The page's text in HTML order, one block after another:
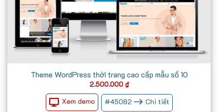
Theme WordPress thời trang cao cấp mẫu số 10
2.500.000 ₫
Xem demo #45082 Chi tiết